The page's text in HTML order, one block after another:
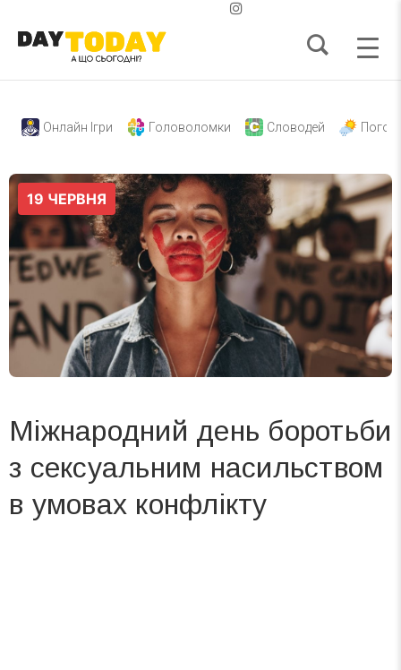
Онлайн Ігри Головоломки Словодей
Міжнародний день боротьби
з сексуальним насильством
в умовах конфлікту